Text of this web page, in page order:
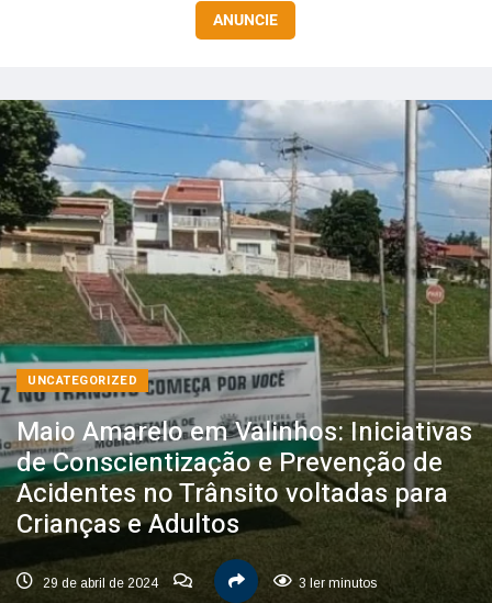
ANUNCIE
UNCATEGORIZED
Maio Amarelo em Valinhos: Iniciativas
de Conscientização e Prevenção de
Acidentes no Trânsito voltadas para
Crianças e Adultos
29 de abril de 2024 3 ler minutos